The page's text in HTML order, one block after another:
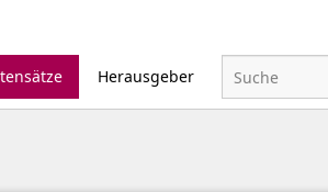
Herausgeber